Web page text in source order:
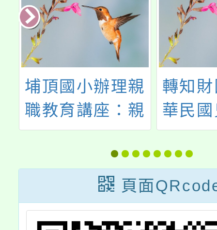
埔頂國小辦理親
職教育講座：親
子閱讀-打開孩子
的閱讀之門，歡
迎本校教師、家
長及社區人士參
轉知
華民
聯盟
辦理
屬擅
研習
頁面